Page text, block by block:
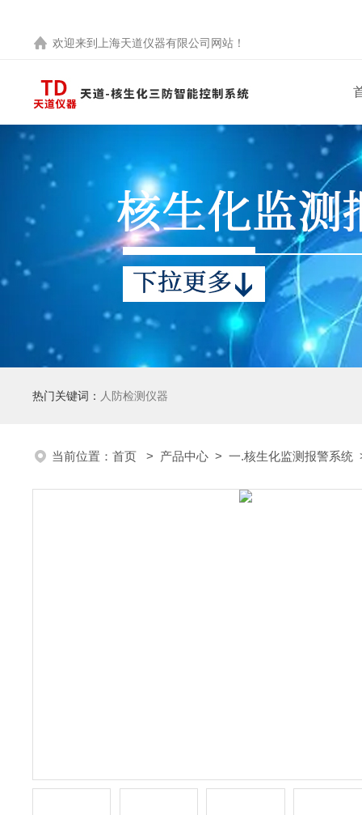
欢迎来到 上海天道仪器有限公司 网站！
热门关键词： 人防检测仪器
当前位置： 首页 > 产品中心 > 一.核生化监测报警系统